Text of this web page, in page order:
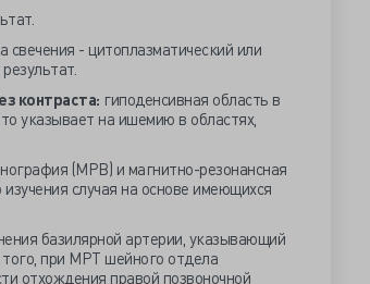
- цитоплазматический или
контраста: гиподенсивная область в
указывает на ишемию в областях,
(МРВ) и магнитно-резонансная
случая на основе имеющихся
базилярной артерии, указывающий
при МРТ шейного отдела
отхождения правой позвоночной